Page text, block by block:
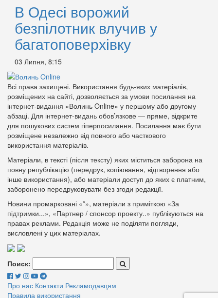
В Одесі ворожий
безпілотник влучив у
багатоповерхівку
03 Липня, 8:15
Всі права захищені. Використання будь-яких матеріалів,
розміщених на сайті, дозволяється за умови посилання на
інтернет-видання «Волинь Online» у першому або другому
абзаці. Для інтернет-видань обов’язкове — пряме, відкрите
для пошукових систем гіперпосилання. Посилання має бути
розміщене незалежно від повного або часткового
використання матеріалів.
Матеріали, в тексті (після тексту) яких міститься заборона на
повну републікацію (передрук, копіювання, відтворення або
інше використання), або матеріали доступ до яких є платним,
заборонено передруковувати без згоди редакції.
Новини промарковані «*», матеріали з приміткою «За
підтримки...», «Партнер / спонсор проекту..» публікуються на
правах реклами. Редакція може не поділяти погляди,
висловлені у цих матеріалах.
Поиск:
Про нас Контакти Рекламодавцям
Правила використання